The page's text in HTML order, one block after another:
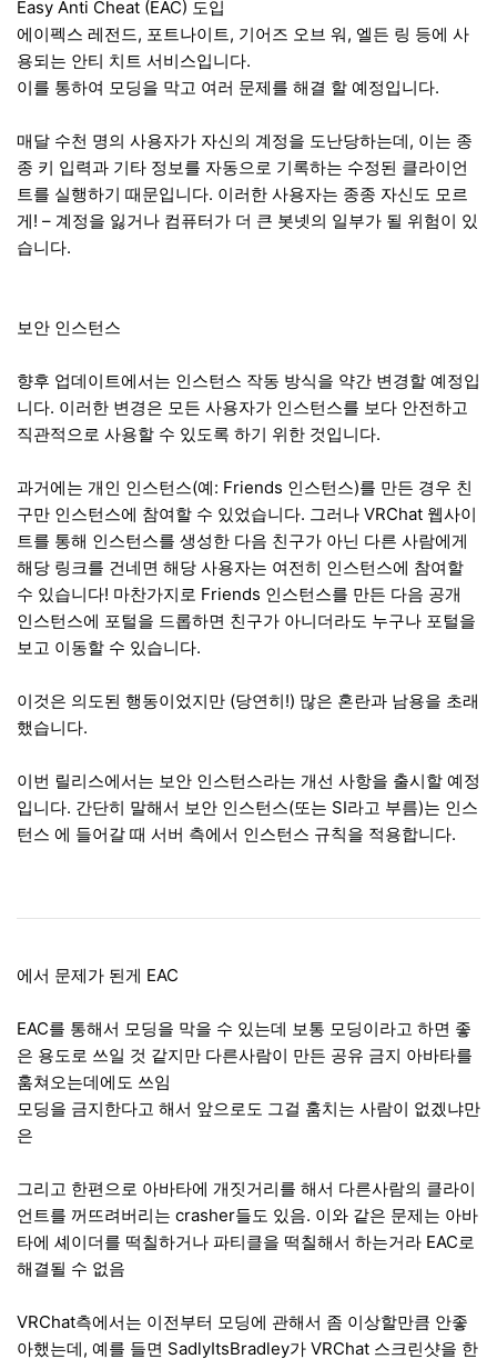
Easy Anti Cheat (EAC) 도입
에이펙스 레전드, 포트나이트, 기어즈 오브 워, 엘든 링 등에 사
용되는 안티 치트 서비스입니다.
이를 통하여 모딩을 막고 여러 문제를 해결 할 예정입니다.
매달 수천 명의 사용자가 자신의 계정을 도난당하는데, 이는 종
종 키 입력과 기타 정보를 자동으로 기록하는 수정된 클라이언
트를 실행하기 때문입니다. 이러한 사용자는 종종 자신도 모르
게! – 계정을 잃거나 컴퓨터가 더 큰 봇넷의 일부가 될 위험이 있
습니다.
보안 인스턴스
향후 업데이트에서는 인스턴스 작동 방식을 약간 변경할 예정입
니다. 이러한 변경은 모든 사용자가 인스턴스를 보다 안전하고
직관적으로 사용할 수 있도록 하기 위한 것입니다.
과거에는 개인 인스턴스(예: Friends 인스턴스)를 만든 경우 친
구만 인스턴스에 참여할 수 있었습니다. 그러나 VRChat 웹사이
트를 통해 인스턴스를 생성한 다음 친구가 아닌 다른 사람에게
해당 링크를 건네면 해당 사용자는 여전히 인스턴스에 참여할
수 있습니다! 마찬가지로 Friends 인스턴스를 만든 다음 공개
인스턴스에 포털을 드롭하면 친구가 아니더라도 누구나 포털을
보고 이동할 수 있습니다.
이것은 의도된 행동이었지만 (당연히!) 많은 혼란과 남용을 초래
했습니다.
이번 릴리스에서는 보안 인스턴스라는 개선 사항을 출시할 예정
입니다. 간단히 말해서 보안 인스턴스(또는 SI라고 부름)는 인스
턴스 에 들어갈 때 서버 측에서 인스턴스 규칙을 적용합니다.
에서 문제가 된게 EAC
EAC를 통해서 모딩을 막을 수 있는데 보통 모딩이라고 하면 좋
은 용도로 쓰일 것 같지만 다른사람이 만든 공유 금지 아바타를
훔쳐오는데에도 쓰임
모딩을 금지한다고 해서 앞으로도 그걸 훔치는 사람이 없겠냐만
은
그리고 한편으로 아바타에 개짓거리를 해서 다른사람의 클라이
언트를 꺼뜨려버리는 crasher들도 있음. 이와 같은 문제는 아바
타에 셰이더를 떡칠하거나 파티클을 떡칠해서 하는거라 EAC로
해결될 수 없음
VRChat측에서는 이전부터 모딩에 관해서 좀 이상할만큼 안좋
아했는데, 예를 들면 SadlyItsBradley가 VRChat 스크린샷을 한